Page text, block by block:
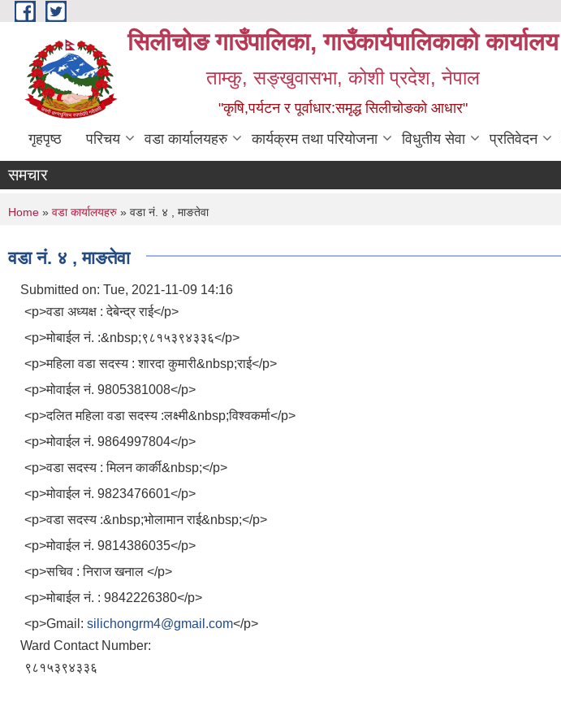
Skip to main content
सिलीचोङ गाउँपालिका, गाउँकार्यपालिकाको कार्यालय
ताम्कु, सङ्‍खुवासभा, कोशी प्रदेश, नेपाल
"कृषि,पर्यटन र पूर्वाधार:समृद्ध सिलीचोङको आधार"
गृहपृष्ठ परिचय वडा कार्यालयहरु कार्यक्रम तथा परियोजना विधुतीय सेवा प्रतिवेदन
समचार
You are here
Home » वडा कार्यालयहरु » वडा नं. ४ , माङतेवा
वडा नं. ४ , माङतेवा
Submitted on: Tue, 2021-11-09 14:16
<p>वडा अध्यक्ष : देबेन्द्र राई</p>
<p>मोबाईल नं. :&nbsp;९८१५३९४३३६</p>
<p>महिला वडा सदस्य : शारदा कुमारी&nbsp;राई</p>
<p>मोवाईल नं. 9805381008</p>
<p>दलित महिला वडा सदस्य :लक्ष्मी&nbsp;विश्वकर्मा</p>
<p>मोवाईल नं. 9864997804</p>
<p>वडा सदस्य : मिलन कार्की&nbsp;</p>
<p>मोवाईल नं. 9823476601</p>
<p>वडा सदस्य :&nbsp;भोलामान राई&nbsp;</p>
<p>मोवाईल नं. 9814386035</p>
<p>सचिव : निराज खनाल </p>
<p>मोबाईल नं. : 9842226380</p>
<p>Gmail: silichongrm4@gmail.com</p>
Ward Contact Number:
९८१५३९४३३६